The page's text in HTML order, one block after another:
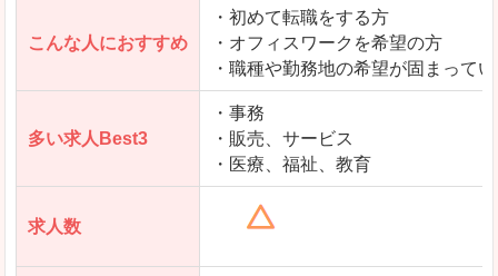
「とらばーゆ」で「久慈郡大子町」の
求人を含んだページを見てみる
こんな人におすすめ
・初めて転職をする方
・オフィスワークを希望の方
・職種や勤務地の希望が固まって
多い求人Best3
・事務
・販売、サービス
・医療、福祉、教育
求人数